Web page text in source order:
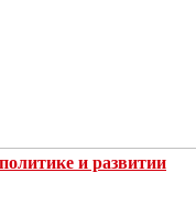
и развитии